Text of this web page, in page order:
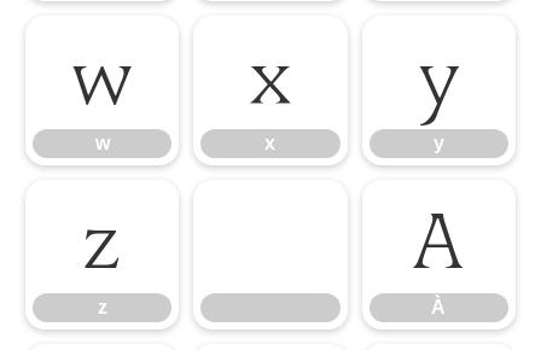
w
w
x
x
y
y
z
z
À
À